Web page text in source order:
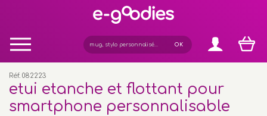
Réf. 082223
etui etanche et flottant pour
smartphone personnalisable